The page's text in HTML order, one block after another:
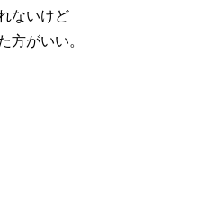
ないけど
方がいい。